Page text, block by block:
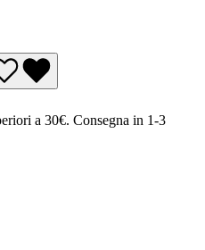
a 30€. Consegna in 1-3